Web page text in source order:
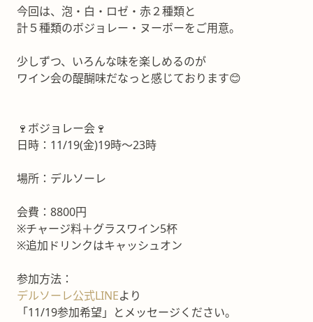
今回は、泡・白・ロゼ・赤２種類と
計５種類のボジョレー・ヌーボーをご用意。
少しずつ、いろんな味を楽しめるのが
ワイン会の醍醐味だなっと感じております😊
🍷ボジョレー会🍷
日時：11/19(金)19時〜23時
場所：デルソーレ
会費：8800円
※チャージ料＋グラスワイン5杯
※追加ドリンクはキャッシュオン
参加方法：
デルソーレ公式LINEより
「11/19参加希望」とメッセージください。